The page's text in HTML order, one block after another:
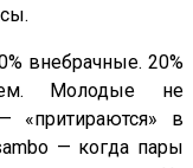
внебрачные. 20%
Молодые не
«притираются» в
— когда пары